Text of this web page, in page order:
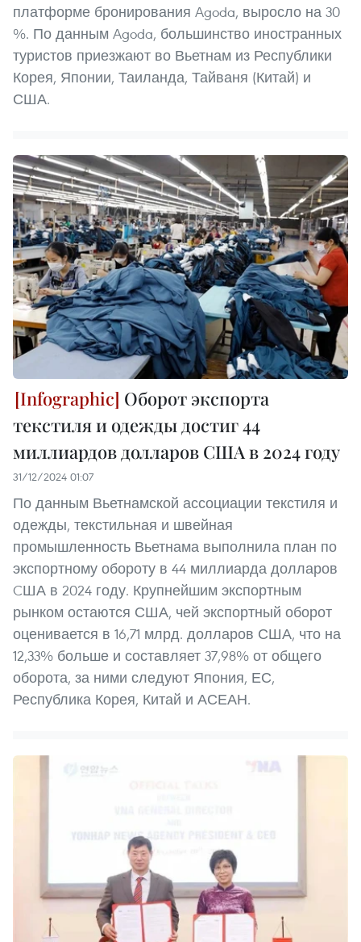
платформе бронирования Agoda, выросло на 30
%. По данным Agoda, большинство иностранных
туристов приезжают во Вьетнам из Республики
Корея, Японии, Таиланда, Тайваня (Китай) и
США.
Оборот экспорта
текстиля и одежды достиг 44
миллиардов долларов США в 2024 году
31/12/2024 01:07
По данным Вьетнамской ассоциации текстиля и
одежды, текстильная и швейная
промышленность Вьетнама выполнила план по
экспортному обороту в 44 миллиарда долларов
CША в 2024 году. Крупнейшим экспортным
рынком остаются США, чей экспортный оборот
оценивается в 16,71 млрд. долларов США, что на
12,33% больше и составляет 37,98% от общего
оборота, за ними следуют Япония, ЕС,
Республика Корея, Китай и АСЕАН.